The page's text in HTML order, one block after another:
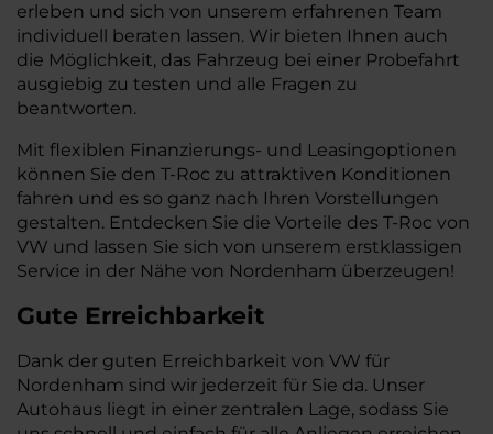
erleben und sich von unserem erfahrenen Team
individuell beraten lassen. Wir bieten Ihnen auch
die Möglichkeit, das Fahrzeug bei einer Probefahrt
ausgiebig zu testen und alle Fragen zu
beantworten.
Mit flexiblen Finanzierungs- und Leasingoptionen
können Sie den T-Roc zu attraktiven Konditionen
fahren und es so ganz nach Ihren Vorstellungen
gestalten. Entdecken Sie die Vorteile des T-Roc von
VW und lassen Sie sich von unserem erstklassigen
Service in der Nähe von Nordenham überzeugen!
Gute Erreichbarkeit
Dank der guten Erreichbarkeit von VW für
Nordenham sind wir jederzeit für Sie da. Unser
Autohaus liegt in einer zentralen Lage, sodass Sie